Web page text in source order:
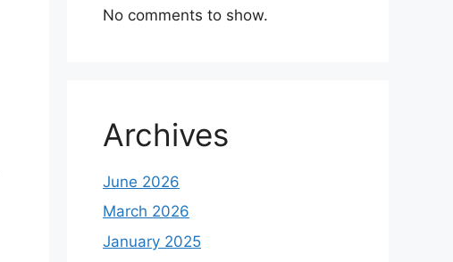
No comments to show.
Archives
June 2026
March 2026
January 2025